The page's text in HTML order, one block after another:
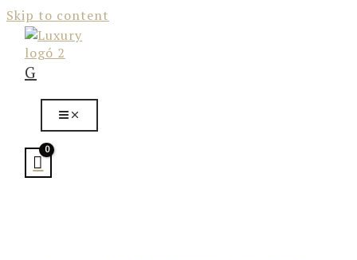
Skip to content
G